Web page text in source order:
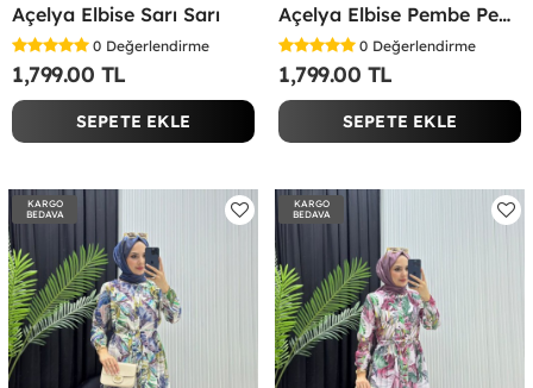
Açelya Elbise Sarı Sarı
0 Değerlendirme
1,799.00 TL
SEPETE EKLE
Açelya Elbise Pembe Pembe
0 Değerlendirme
1,799.00 TL
SEPETE EKLE
KARGO
BEDAVA
KARGO
BEDAVA